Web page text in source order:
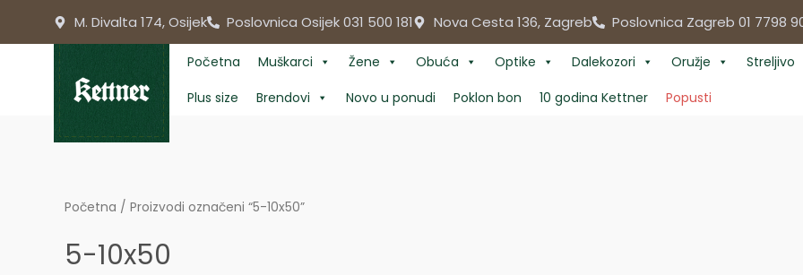
M. Divalta 174, Osijek Poslovnica Osijek 031 500 181 Nova Cesta 136, Zagreb Poslovnica Zagreb 01 7798
Početna Muškarci Žene Obuća Optike Dalekozori Oružje Streljivo
Plus size
Brendovi Novo u ponudi Poklon bon 10 godina Kettner Popusti
Početna / Proizvodi označeni “5-10x50”
5-10x50